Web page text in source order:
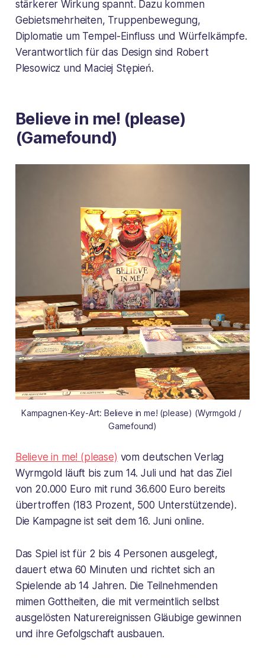
stärkerer Wirkung spannt. Dazu kommen
Gebietsmehrheiten, Truppenbewegung,
Diplomatie um Tempel-Einfluss und Würfelkämpfe.
Verantwortlich für das Design sind Robert
Plesowicz und Maciej Stępień.
Believe in me! (please)
(Gamefound)
Kampagnen-Key-Art: Believe in me! (please) (Wyrmgold /
Gamefound)
Believe in me! (please) vom deutschen Verlag
Wyrmgold läuft bis zum 14. Juli und hat das Ziel
von 20.000 Euro mit rund 36.600 Euro bereits
übertroffen (183 Prozent, 500 Unterstützende).
Die Kampagne ist seit dem 16. Juni online.
Das Spiel ist für 2 bis 4 Personen ausgelegt,
dauert etwa 60 Minuten und richtet sich an
Spielende ab 14 Jahren. Die Teilnehmenden
mimen Gottheiten, die mit vermeintlich selbst
ausgelösten Naturereignissen Gläubige gewinnen
und ihre Gefolgschaft ausbauen.